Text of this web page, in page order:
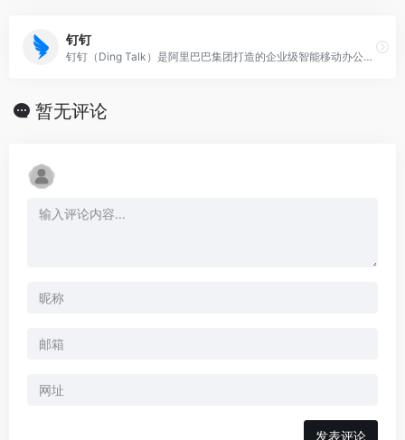
钉钉
钉钉（Ding Talk）是阿里巴巴集团打造的企业级智能移动办公平台，引领未来新一代工作方式，将陪伴每一个企业成长，是数字经济时代的企业组织协同办公和应用开发平台
暂无评论